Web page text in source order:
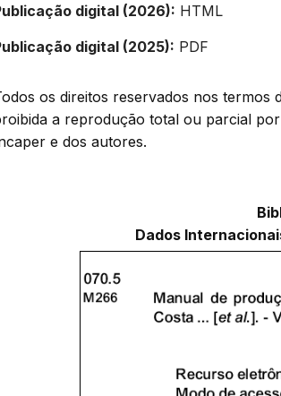
digital (2026): HTML
digital (2025): PDF
os direitos reservados nos termos
a reprodução total ou parcial
e dos autores.
Dados